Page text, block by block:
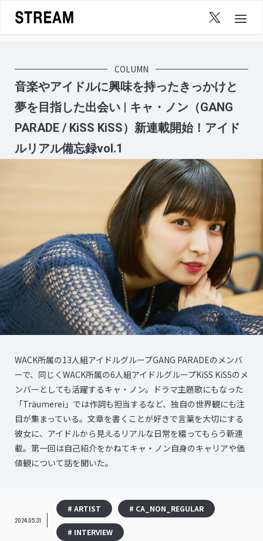
content
COLUMN
音楽やアイドルに興味を持ったきっかけと
夢を目指した出会い | キャ・ノン（GANG
PARADE / KiSS KiSS）新連載開始！アイド
ルリアル備忘録vol.1
WACK所属の13人組アイドルグループGANG PARADEのメンバ
ーで、同じくWACK所属の6人組アイドルグループKiSS KiSSのメ
ンバーとしても活躍するキャ・ノン。ドラマ主題歌にもなった
「Träumerei」では作詞も担当するなど、独自の世界観にも注
目が集まっている。文章を書くことが好きで言葉を大切にする
彼女に、アイドルから見えるリアルな日常を綴ってもらう新連
載。第一回は自己紹介をかねてキャ・ノン自身のキャリアや価
値観について話を聞いた。
2024.05.31
# ARTIST # CA_NON_REGULAR
# INTERVIEW